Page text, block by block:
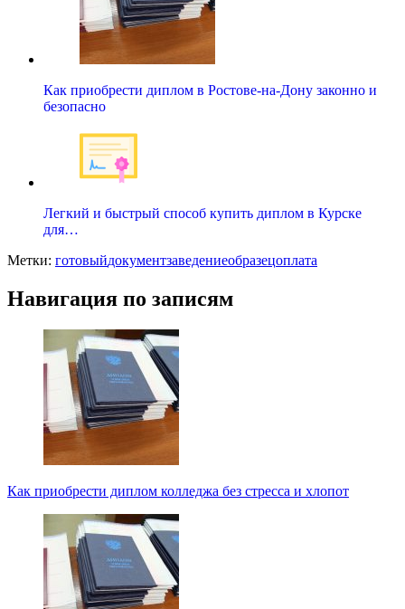
Как приобрести диплом в Ростове-на-Дону законно и
безопасно
Легкий и быстрый способ купить диплом в Курске
для…
Метки: готовыйдокументзаведениеобразецоплата
Навигация по записям
Как приобрести диплом колледжа без стресса и хлопот